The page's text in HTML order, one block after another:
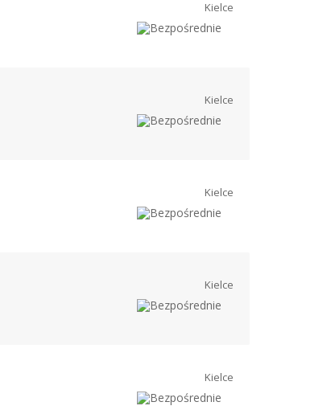
Kielce
Kielce
Kielce
Kielce
Kielce